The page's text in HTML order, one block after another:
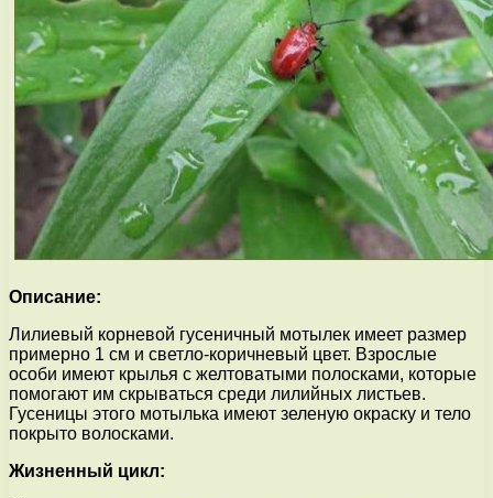
Описание:
Лилиевый корневой гусеничный мотылек имеет размер
примерно 1 см и светло-коричневый цвет. Взрослые
особи имеют крылья с желтоватыми полосками, которые
помогают им скрываться среди лилийных листьев.
Гусеницы этого мотылька имеют зеленую окраску и тело
покрыто волосками.
Жизненный цикл: